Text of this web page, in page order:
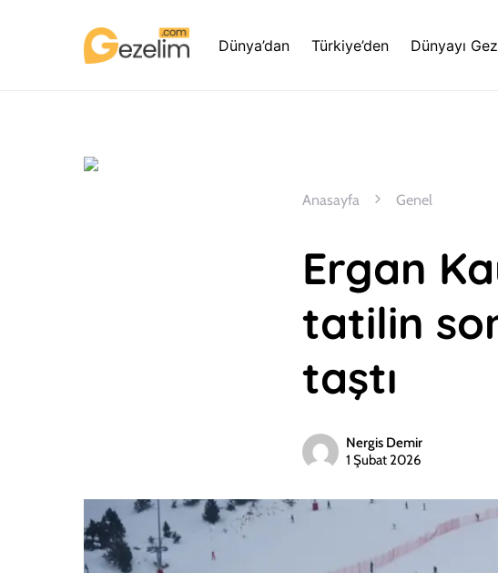
Dünya’dan Türkiye’den Dünyayı
Anasayfa Genel
Ergan
tatilin
taştı
Nergis Demir
1 Şubat 2026